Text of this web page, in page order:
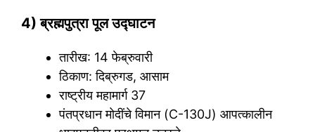
4) ब्रह्मपुत्रा पूल उद्घाटन
तारीख: 14 फेब्रुवारी
ठिकाण: दिब्रुगड, आसाम
राष्ट्रीय महामार्ग 37
पंतप्रधान मोदींचे विमान (C-130J) आपत्कालीन